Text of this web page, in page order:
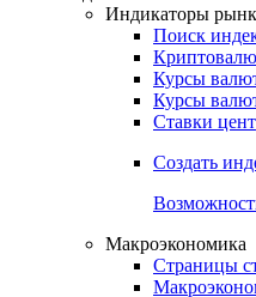
Откройте
Получить
Индикаторы
Поиск
Курсы
Ставки
Создать